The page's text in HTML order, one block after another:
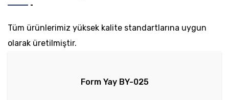
Tüm ürünlerimiz yüksek kalite standartlarına uygun
olarak üretilmiştir.
Form Yay BY-025